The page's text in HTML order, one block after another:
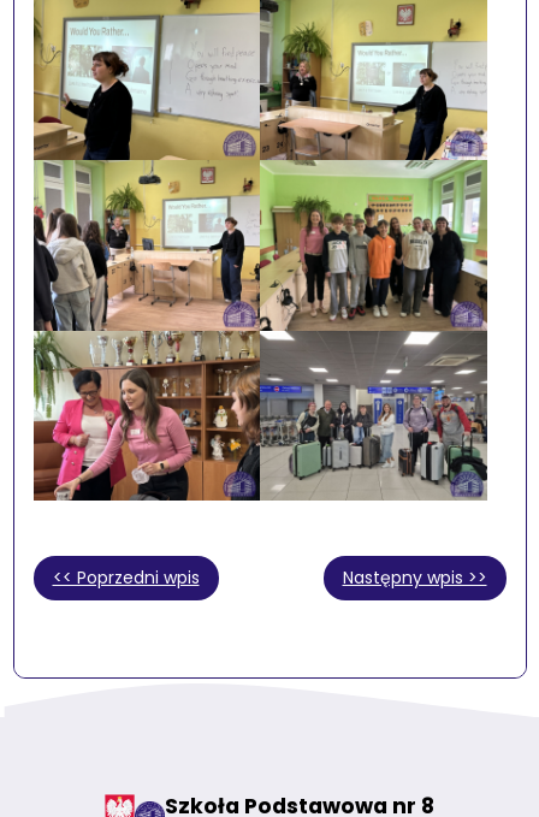
<< Poprzedni wpis Następny wpis >>
Szkoła Podstawowa nr 8